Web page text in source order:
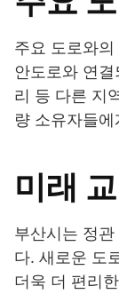
주요 도로와
안도로와 연
리 등 다른 지
량 소유자들
미래
부산시는 정
다. 새로운 도
더욱 더 편리